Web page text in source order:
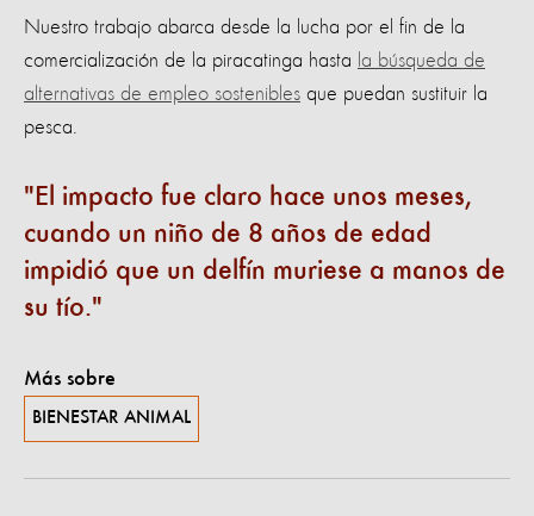
Nuestro trabajo abarca desde la lucha por el fin de la
comercialización de la piracatinga hasta la búsqueda de
alternativas de empleo sostenibles que puedan sustituir la
pesca.
El impacto fue claro hace unos meses,
cuando un niño de 8 años de edad
impidió que un delfín muriese a manos de
su tío.
Más sobre
BIENESTAR ANIMAL